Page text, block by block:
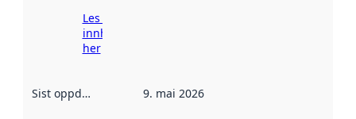
Les meir om
innhenting
her
Sist oppdatert 9. mai 2026